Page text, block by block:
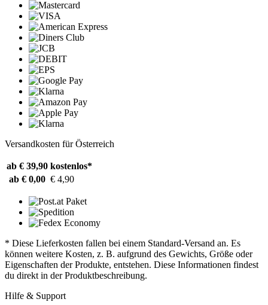
Versandkosten für Österreich
ab € 39,90 kostenlos*
ab € 0,00 € 4,90
* Diese Lieferkosten fallen bei einem Standard-Versand an. Es
können weitere Kosten, z. B. aufgrund des Gewichts, Größe oder
Eigenschaften der Produkte, entstehen. Diese Informationen findest
du direkt in der Produktbeschreibung.
Hilfe & Support